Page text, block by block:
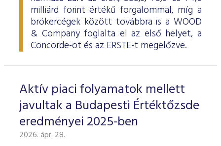
milliárd forint értékű forgalommal, míg a
brókercégek között továbbra is a WOOD
& Company foglalta el az első helyet, a
Concorde-ot és az ERSTE-t megelőzve.
Aktív piaci folyamatok mellett
javultak a Budapesti Értéktőzsde
eredményei 2025-ben
2026. ápr. 28.